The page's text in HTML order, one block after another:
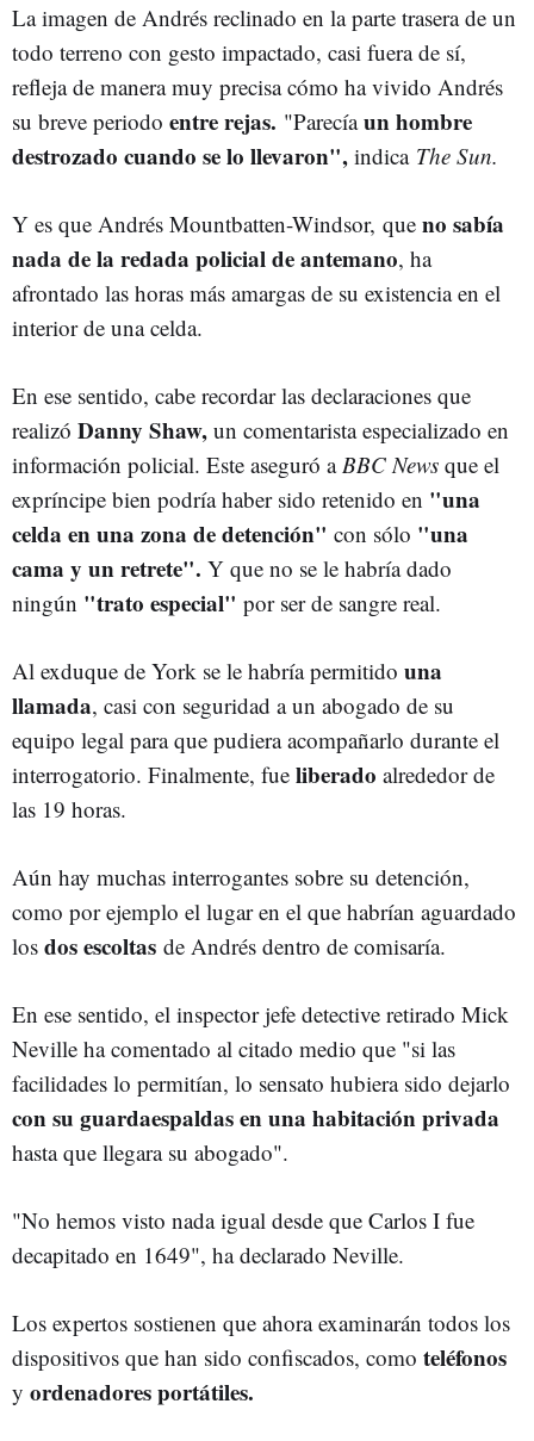
La imagen de Andrés reclinado en la parte trasera de un
todo terreno con gesto impactado, casi fuera de sí,
refleja de manera muy precisa cómo ha vivido Andrés
su breve periodo entre rejas. "Parecíaun hombre
destrozado cuando se lo llevaron", indica The Sun.
Y es que Andrés Mountbatten-Windsor, que no sabía
nada de la redada policial de antemano, ha
afrontado las horas más amargas de su existencia en el
interior de una celda.
En ese sentido, cabe recordar las declaraciones que
realizó Danny Shaw, un comentarista especializado en
información policial. Este aseguró a BBC News que el
expríncipe bien podría haber sido retenido en "una
celda en una zona de detención" con sólo "una
cama y un retrete". Y que no se le habría dado
ningún "trato especial" por ser de sangre real.
Al exduque de York se le habría permitido una
llamada, casi con seguridad a un abogado de su
equipo legal para que pudiera acompañarlo durante el
interrogatorio. Finalmente, fue liberado alrededor de
las 19 horas.
Aún hay muchas interrogantes sobre su detención,
como por ejemplo el lugar en el que habrían aguardado
los dos escoltas de Andrés dentro de comisaría.
En ese sentido, el inspector jefe detective retirado Mick
Neville ha comentado al citado medio que "si las
facilidades lo permitían, lo sensato hubiera sido dejarlo
con su guardaespaldas en una habitación privada
hasta que llegara su abogado".
"No hemos visto nada igual desde que Carlos I fue
decapitado en 1649", ha declarado Neville.
Los expertos sostienen que ahora examinarán todos los
dispositivos que han sido confiscados, como teléfonos
y ordenadores portátiles.